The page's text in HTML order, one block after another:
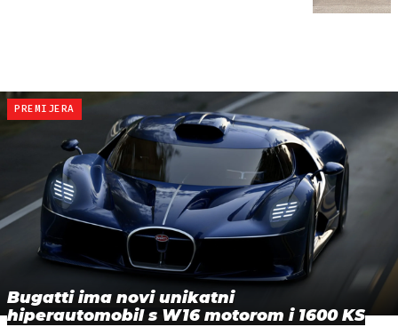
PREMIJERA
Bugatti ima novi unikatni
hiperautomobil s W16 motorom i 1600 KS